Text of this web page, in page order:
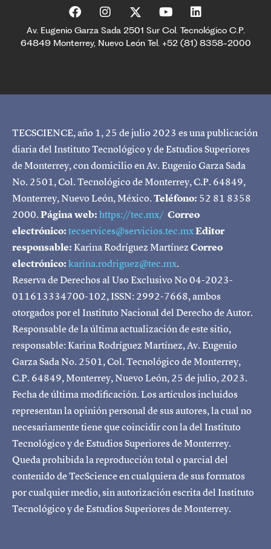
Av. Eugenio Garza Sada 2501 Sur Col. Tecnológico C.P.
64849 Monterrey, Nuevo León Tel. +52 (81) 8358-2000
TECSCIENCE, año 1, 25 de julio 2023 es una publicación
diaria del Instituto Tecnológico y de Estudios Superiores
de Monterrey, con domicilio en Av. Eugenio Garza Sada
No. 2501, Col. Tecnológico de Monterrey, C.P. 64849,
Monterrey, Nuevo León, México.Teléfono: 52 81 8358
2000.Página web:https://tec.mx/ Correo
electrónico:tecservices@servicios.tec.mxEditor
responsable:Karina Rodríguez MartínezCorreo
electrónico:karina.rodriguez@tec.mx.
Reserva de Derechos al Uso Exclusivo No 04-2023-
011613334700-102, ISSN: 2992-7668, ambos
otorgados por el Instituto Nacional del Derecho de Autor.
Responsable de la última actualización de este sitio,
responsable: Karina Rodríguez Martínez, Av. Eugenio
Garza Sada No. 2501, Col. Tecnológico de Monterrey,
C.P. 64849, Monterrey, Nuevo León, 25 de julio, 2023.
Fecha de última modificación. Los artículos incluidos
representan la opinión personal de sus autores, la cual no
necesariamente tiene que coincidir con la del Instituto
Tecnológico y de Estudios Superiores de Monterrey.
Queda prohibida la reproducción total o parcial del
contenido de TecScience en cualquiera de sus formatos
por cualquier medio, sin autorización escrita del Instituto
Tecnológico y de Estudios Superiores de Monterrey.